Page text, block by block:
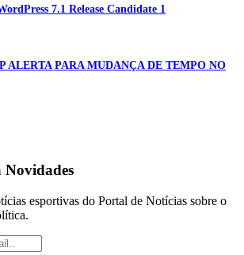
7.1 Release Candidate 1
ALERTA PARA MUDANÇA DE TEMPO NO
Novidades
esportivas do Portal de Notícias sobre o